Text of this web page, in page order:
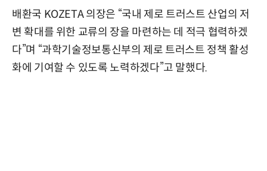
배환국 KOZETA 의장은 “국내 제로 트러스트 산업의 저
변 확대를 위한 교류의 장을 마련하는 데 적극 협력하겠
다”며 “과학기술정보통신부의 제로 트러스트 정책 활성
화에 기여할 수 있도록 노력하겠다”고 말했다.